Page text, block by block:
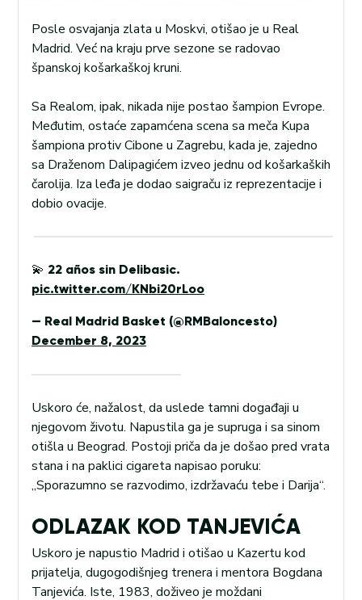
Posle osvajanja zlata u Moskvi, otišao je u Real
Madrid. Već na kraju prve sezone se radovao
španskoj košarkaškoj kruni.
Sa Realom, ipak, nikada nije postao šampion Evrope.
Međutim, ostaće zapamćena scena sa meča Kupa
šampiona protiv Cibone u Zagrebu, kada je, zajedno
sa Draženom Dalipagićem izveo jednu od košarkaških
čarolija. Iza leđa je dodao saigraču iz reprezentacije i
dobio ovacije.
💫 22 años sin Delibasic.
pic.twitter.com/KNbi20rLoo
— Real Madrid Basket (@RMBaloncesto)
December 8, 2023
Uskoro će, nažalost, da uslede tamni događaji u
njegovom životu. Napustila ga je supruga i sa sinom
otišla u Beograd. Postoji priča da je došao pred vrata
stana i na paklici cigareta napisao poruku:
„Sporazumno se razvodimo, izdržavaću tebe i Darija“.
ODLAZAK KOD TANJEVIĆA
Uskoro je napustio Madrid i otišao u Kazertu kod
prijatelja, dugogodišnjeg trenera i mentora Bogdana
Tanjevića. Iste, 1983, doživeo je moždani